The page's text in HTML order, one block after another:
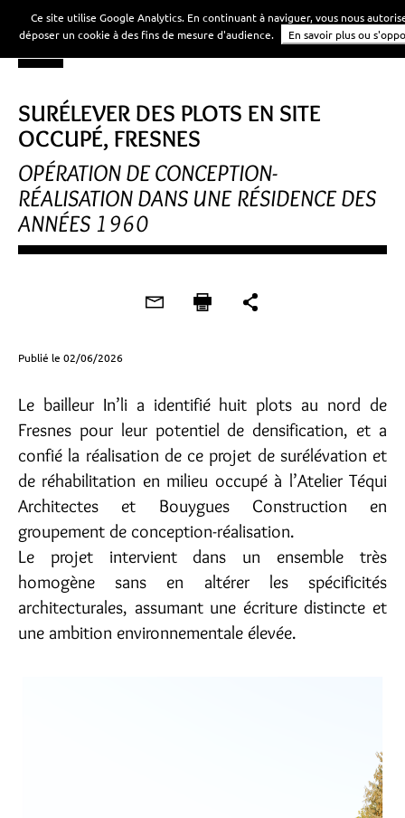
SURÉLEVER DES PLOTS EN SITE
OCCUPÉ, FRESNES
OPÉRATION DE CONCEPTION-
RÉALISATION DANS UNE RÉSIDENCE DES
ANNÉES 1960
Publié le 02/06/2026
Le bailleur In’li a identifié huit plots au nord de
Fresnes pour leur potentiel de densification, et a
confié la réalisation de ce projet de surélévation et
de réhabilitation en milieu occupé à l’Atelier Téqui
Architectes et Bouygues Construction en
groupement de conception-réalisation.
Le projet intervient dans un ensemble très
homogène sans en altérer les spécificités
architecturales, assumant une écriture distincte et
une ambition environnementale élevée.
Ce site utilise Google Analytics. En continuant à naviguer, vous nous
déposer un cookie à des fins de mesure d'audience.
En savoir plus ou